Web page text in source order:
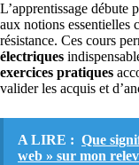
L’apprentissage débute
aux notions essentielles
résistance. Ces cours
électriques
exercices pratiques
valider les acquis et
A LIRE : Que
web » sur mon